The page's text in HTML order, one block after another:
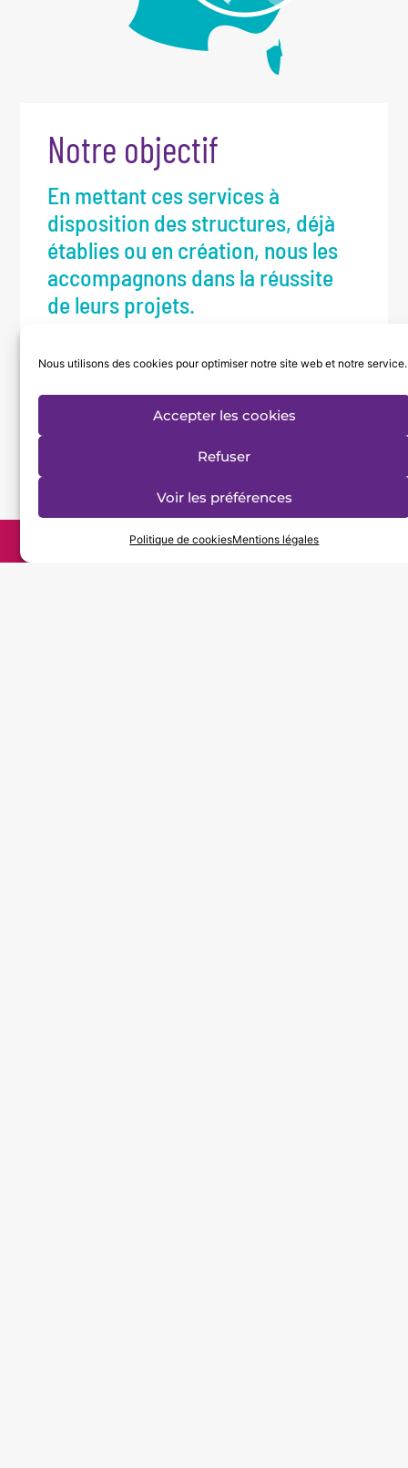
Nous utilisons des cookies pour optimiser notre site web et notre service.
Accepter les cookies
Refuser
Voir les préférences
Politique de cookiesMentions légales
Notre objectif
En mettant ces services à
disposition des structures, déjà
établies ou en création, nous les
accompagnons dans la réussite
de leurs projets.
d’accueillir jusqu’à 230 personnes. Nous
Faites un don